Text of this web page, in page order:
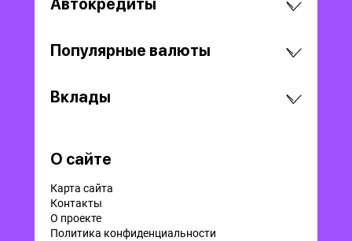
Автокредиты
Популярные валюты
Вклады
О сайте
Карта сайта
Контакты
О проекте
Политика конфиденциальности